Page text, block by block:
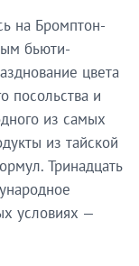
на Бромптон-
бьюти-
цвета
посольства и
из самых
из тайской
Тринадцать
условиях —